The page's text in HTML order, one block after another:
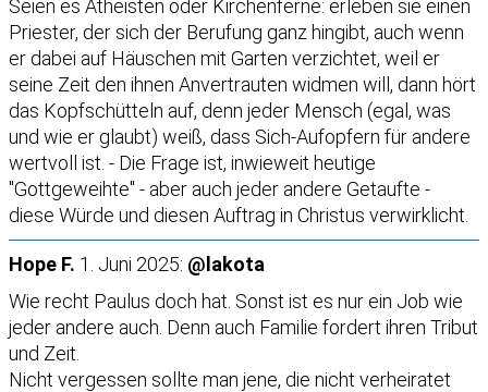
Seien es Atheisten oder Kirchenferne: erleben sie einen
Priester, der sich der Berufung ganz hingibt, auch wenn
er dabei auf Häuschen mit Garten verzichtet, weil er
seine Zeit den ihnen Anvertrauten widmen will, dann hört
das Kopfschütteln auf, denn jeder Mensch (egal, was
und wie er glaubt) weiß, dass Sich-Aufopfern für andere
wertvoll ist. - Die Frage ist, inwieweit heutige
"Gottgeweihte" - aber auch jeder andere Getaufte -
diese Würde und diesen Auftrag in Christus verwirklicht.
Hope F. 1. Juni 2025: @lakota
Wie recht Paulus doch hat. Sonst ist es nur ein Job wie
jeder andere auch. Denn auch Familie fordert ihren Tribut
und Zeit.
Nicht vergessen sollte man jene, die nicht verheiratet